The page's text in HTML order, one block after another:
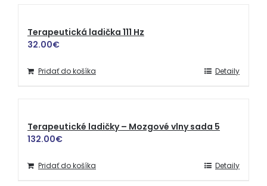
Terapeutická ladička 111 Hz
32.00€
Pridať do košíka Detaily
Terapeutické ladičky – Mozgové vlny sada 5
132.00€
Pridať do košíka Detaily